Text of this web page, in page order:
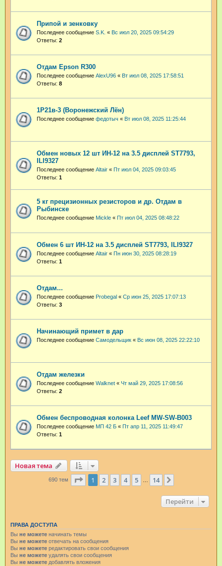
Припой и зенковку
Последнее сообщение S.K. « Вс июл 20, 2025 09:54:29
Ответы: 2
Отдам Epson R300
Последнее сообщение AlexU96 « Вт июл 08, 2025 17:58:51
Ответы: 8
1Р21в-3 (Воронежский Лён)
Последнее сообщение федотыч « Вт июл 08, 2025 11:25:44
Обмен новых 12 шт ИН-12 на 3.5 дисплей ST7793,
ILI9327
Последнее сообщение Altair « Пт июл 04, 2025 09:03:45
Ответы: 1
5 кг прецизионных резисторов и др. Отдам в
Рыбинске
Последнее сообщение Mickle « Пт июл 04, 2025 08:48:22
Обмен 6 шт ИН-12 на 3.5 дисплей ST7793, ILI9327
Последнее сообщение Altair « Пн июн 30, 2025 08:28:19
Ответы: 1
Отдам...
Последнее сообщение Probegal « Ср июн 25, 2025 17:07:13
Ответы: 3
Начинающий примет в дар
Последнее сообщение Самодельщик « Вс июн 08, 2025 22:22:10
Отдам железки
Последнее сообщение Walknet « Чт май 29, 2025 17:08:56
Ответы: 2
Обмен беспроводная колонка Leef MW-SW-B003
Последнее сообщение МП 42 Б « Пт апр 11, 2025 11:49:47
Ответы: 1
Новая тема
690 тем Страница из 14
1 2 3 4 5 14
Перейти
ПРАВА ДОСТУПА
Вы не можете начинать темы
Вы не можете отвечать на сообщения
Вы не можете редактировать свои сообщения
Вы не можете удалять свои сообщения
Вы не можете добавлять вложения